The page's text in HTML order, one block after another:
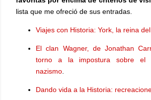
lista que me ofreció de sus entradas.
Viajes con Historia: York, la reina
El clan Wagner, de Jonathan
torno a la impostura sobre el
nazismo
Dando vida a la Historia: